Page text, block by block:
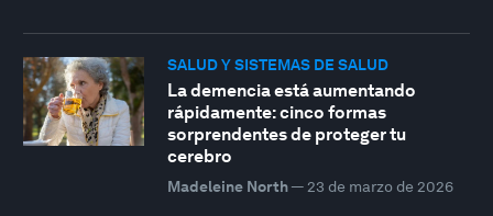
SALUD Y SISTEMAS DE SALUD
La demencia está aumentando
rápidamente: cinco formas
sorprendentes de proteger tu
cerebro
Madeleine North— 23 de marzo de 2026